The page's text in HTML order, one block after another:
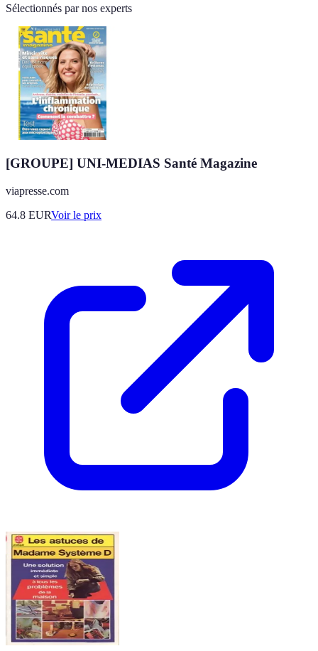
Sélectionnés par nos experts
[GROUPE] UNI-MEDIAS Santé Magazine
viapresse.com
64.8 EURVoir le prix